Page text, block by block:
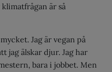
är så
Jag är vegan på
jag älskar djur. Jag har
bara i jobbet. Men